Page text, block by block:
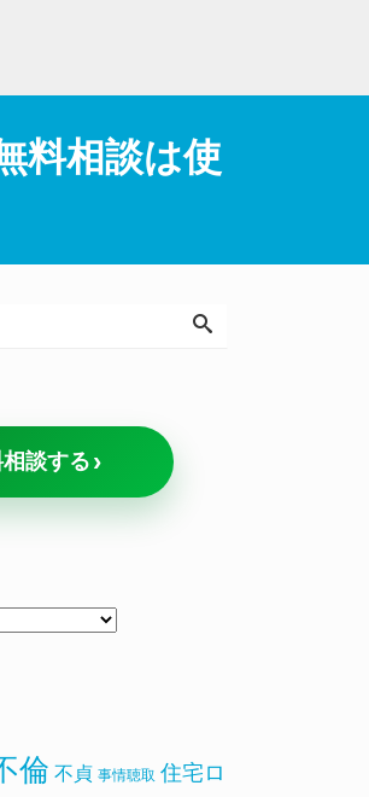
料相談は使
談する ›
倫 不貞 事情聴取 住宅ロ